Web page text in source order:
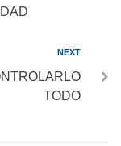
NEXT
TODO